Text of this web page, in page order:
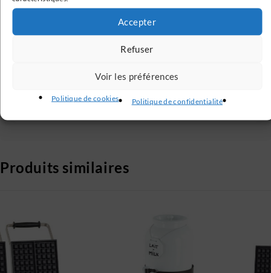
Accepter
Refuser
Voir les préférences
Politique de cookies Politique de confidentialité
Nos avis clients sont vérifiés
Service client à votre écoute 6j / 7
Produits similaires